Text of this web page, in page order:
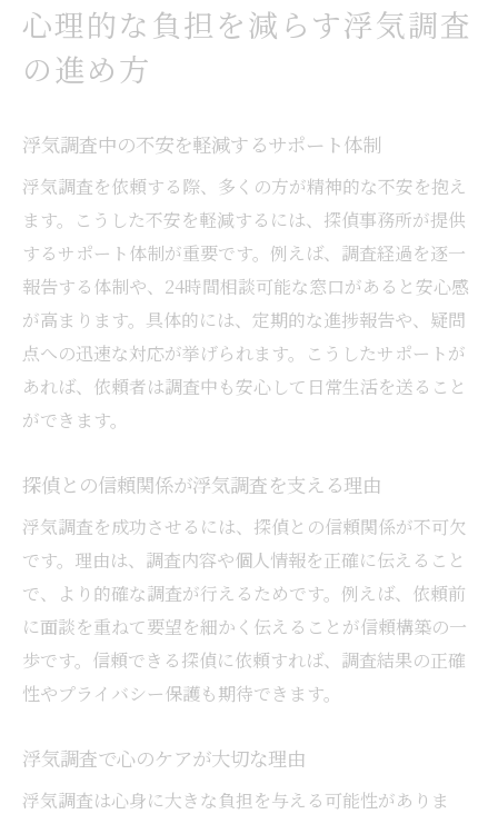
心理的な負担を減らす浮気調査
の進め方
浮気調査中の不安を軽減するサポート体制
浮気調査を依頼する際、多くの方が精神的な不安を抱え
ます。こうした不安を軽減するには、探偵事務所が提供
するサポート体制が重要です。例えば、調査経過を逐一
報告する体制や、24時間相談可能な窓口があると安心感
が高まります。具体的には、定期的な進捗報告や、疑問
点への迅速な対応が挙げられます。こうしたサポートが
あれば、依頼者は調査中も安心して日常生活を送ること
ができます。
探偵との信頼関係が浮気調査を支える理由
浮気調査を成功させるには、探偵との信頼関係が不可欠
です。理由は、調査内容や個人情報を正確に伝えること
で、より的確な調査が行えるためです。例えば、依頼前
に面談を重ねて要望を細かく伝えることが信頼構築の一
歩です。信頼できる探偵に依頼すれば、調査結果の正確
性やプライバシー保護も期待できます。
浮気調査で心のケアが大切な理由
浮気調査は心身に大きな負担を与える可能性がありま